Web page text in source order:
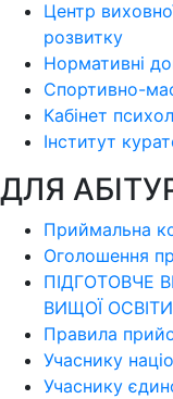
Центр
розвитку
Нормативні
Спортивно-
Кабінет
Інститут
ДЛЯ
Приймальна
Оголошення
ПІДГОТОВЧЕ
ВИЩОЇ
Правила
Учаснику
Учаснику